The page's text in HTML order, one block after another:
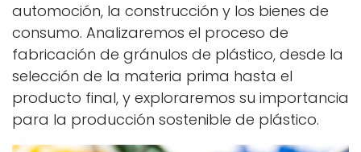
automoción, la construcción y los bienes de
consumo. Analizaremos el proceso de
fabricación de gránulos de plástico, desde la
selección de la materia prima hasta el
producto final, y exploraremos su importancia
para la producción sostenible de plástico.